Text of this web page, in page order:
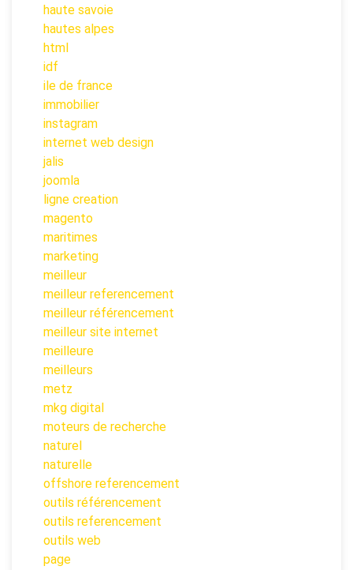
haute savoie
hautes alpes
html
idf
ile de france
immobilier
instagram
internet web design
jalis
joomla
ligne creation
magento
maritimes
marketing
meilleur
meilleur referencement
meilleur référencement
meilleur site internet
meilleure
meilleurs
metz
mkg digital
moteurs de recherche
naturel
naturelle
offshore referencement
outils référencement
outils referencement
outils web
page